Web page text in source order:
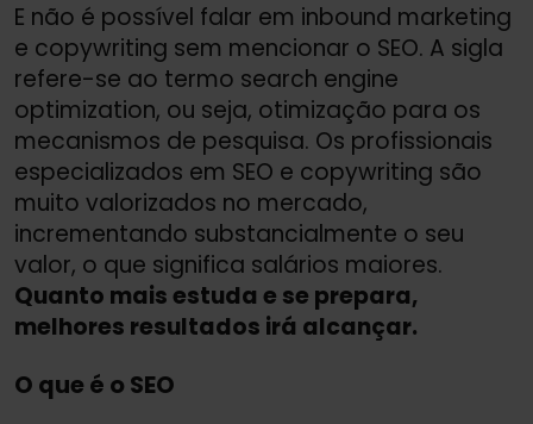
E não é possível falar em inbound marketing
e copywriting sem mencionar o SEO. A sigla
refere-se ao termo search engine
optimization, ou seja, otimização para os
mecanismos de pesquisa. Os profissionais
especializados em SEO e copywriting são
muito valorizados no mercado,
incrementando substancialmente o seu
valor, o que significa salários maiores.
Quanto mais estuda e se prepara,
melhores resultados irá alcançar.
O que é o SEO